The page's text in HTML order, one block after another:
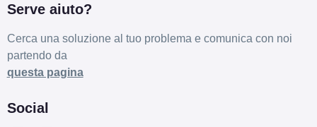
Serve aiuto?
Cerca una soluzione al tuo problema e comunica con noi
partendo da
questa pagina
Social